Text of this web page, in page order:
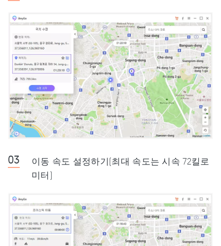
이동 속도 설정하기(최대 속도는 시속 72킬로
미터)